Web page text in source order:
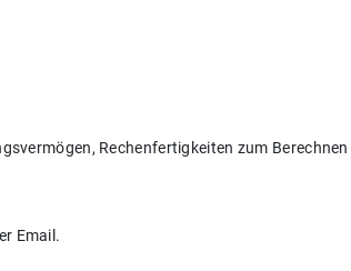
Rechenfertigkeiten zum Berechnen
Email.